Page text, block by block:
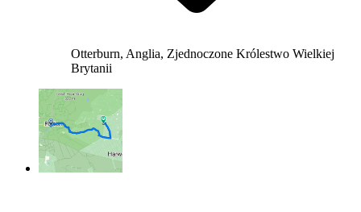
Otterburn, Anglia, Zjednoczone Królestwo Wielkiej
Brytanii